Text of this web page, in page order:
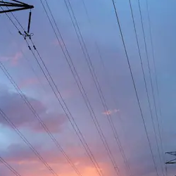
பணிகள்
தமிழ்நாடு
மின்தடை
உள்ளனர்.
: பெரியதுக்குறிச்சி,